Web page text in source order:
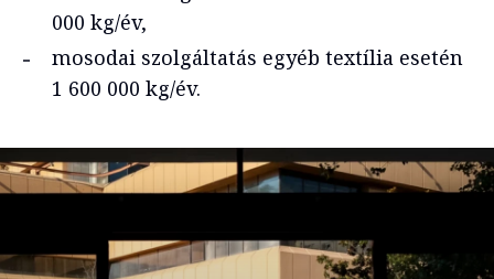
000 kg/év,
mosodai szolgáltatás egyéb textília esetén
1 600 000 kg/év.